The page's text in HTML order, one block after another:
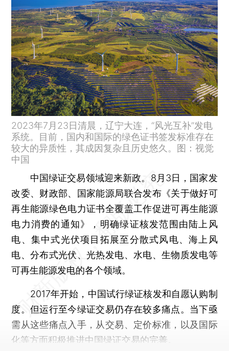
2023年7月23日清晨，辽宁大连，“风光互补”发电
系统。目前，国内和国际的绿色证书签发标准存在
较大的异质性，其成因复杂且历史悠久。图：视觉
中国
中国绿证交易领域迎来新政。8月3日，国家发
改委、财政部、国家能源局联合发布《关于做好可
再生能源绿色电力证书全覆盖工作促进可再生能源
电力消费的通知》，明确绿证核发范围由陆上风
电、集中式光伏项目拓展至分散式风电、海上风
电、分布式光伏、光热发电、水电、生物质发电等
可再生能源发电的各个领域。
2017年开始，中国试行绿证核发和自愿认购制
度。但运行至今绿证交易仍存在较多痛点。当下亟
需从这些痛点入手，从交易、定价标准，以及国际
化等方面积极推进中国绿证交易的完善。